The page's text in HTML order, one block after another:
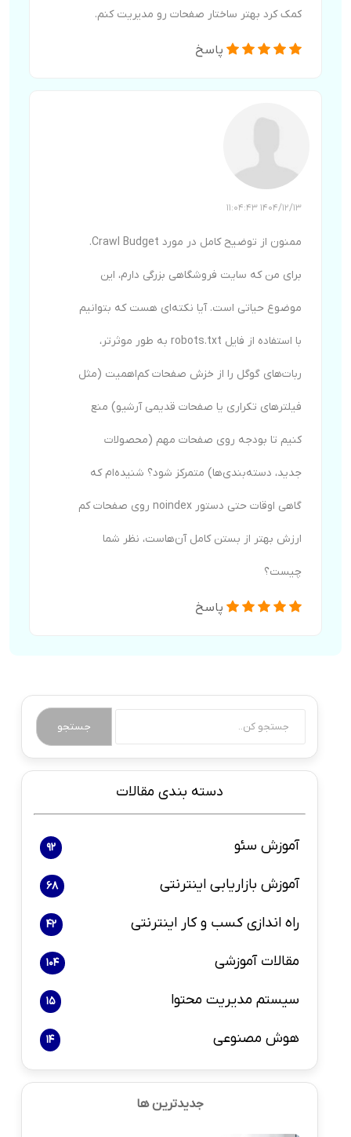
کمک کرد بهتر ساختار صفحات رو مدیریت کنم.
پاسخ
1404/12/13 11:04:43
ممنون از توضیح کامل در مورد Crawl Budget.
برای من که سایت فروشگاهی بزرگی دارم، این
موضوع حیاتی است. آیا نکته‌ای هست که بتوانیم
با استفاده از فایل robots.txt به طور موثرتر،
ربات‌های گوگل را از خزش صفحات کم‌اهمیت (مثل
فیلترهای تکراری یا صفحات قدیمی آرشیو) منع
کنیم تا بودجه روی صفحات مهم (محصولات
جدید، دسته‌بندی‌ها) متمرکز شود؟ شنیده‌ام که
گاهی اوقات حتی دستور noindex روی صفحات کم
ارزش بهتر از بستن کامل آن‌هاست، نظر شما
چیست؟
پاسخ
جستجو
دسته بندی مقالات
آموزش سئو 92
آموزش بازاریابی اینترنتی 68
راه اندازی کسب و کار اینترنتی 42
مقالات آموزشی 104
سیستم مدیریت محتوا 15
هوش مصنوعی 14
جدیدترین ها